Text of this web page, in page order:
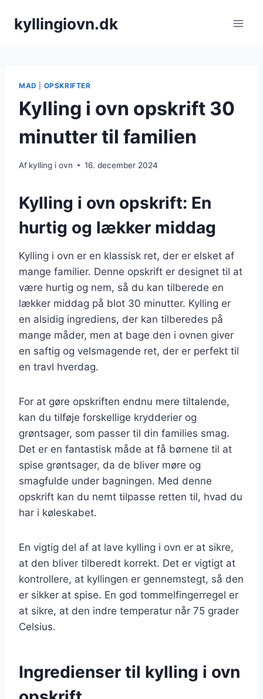
kyllingiovn.dk
MAD OPSKRIFTER
Kylling i ovn opskrift 30
minutter til familien
Af kylling i ovn 16. december 2024
Kylling i ovn opskrift: En
hurtig og lækker middag
Kylling i ovn er en klassisk ret, der er elsket af
mange familier. Denne opskrift er designet til at
være hurtig og nem, så du kan tilberede en
lækker middag på blot 30 minutter. Kylling er
en alsidig ingrediens, der kan tilberedes på
mange måder, men at bage den i ovnen giver
en saftig og velsmagende ret, der er perfekt til
en travl hverdag.
For at gøre opskriften endnu mere tiltalende,
kan du tilføje forskellige krydderier og
grøntsager, som passer til din families smag.
Det er en fantastisk måde at få børnene til at
spise grøntsager, da de bliver møre og
smagfulde under bagningen. Med denne
opskrift kan du nemt tilpasse retten til, hvad du
har i køleskabet.
En vigtig del af at lave kylling i ovn er at sikre,
at den bliver tilberedt korrekt. Det er vigtigt at
kontrollere, at kyllingen er gennemstegt, så den
er sikker at spise. En god tommelfingerregel er
at sikre, at den indre temperatur når 75 grader
Celsius.
Ingredienser til kylling i ovn